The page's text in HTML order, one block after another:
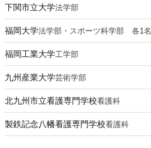
下関市立大学法学部
福岡大学法学部・スポーツ科学部 各1名
福岡工業大学工学部
九州産業大学芸術学部
北九州市立看護専門学校看護科
製鉄記念八幡看護専門学校看護科